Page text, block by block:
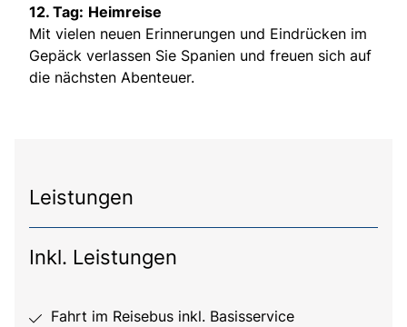
12. Tag: Heimreise
Mit vielen neuen Erinnerungen und Eindrücken im
Gepäck verlassen Sie Spanien und freuen sich auf
die nächsten Abenteuer.
Leistungen
Inkl. Leistungen
Fahrt im Reisebus inkl. Basisservice